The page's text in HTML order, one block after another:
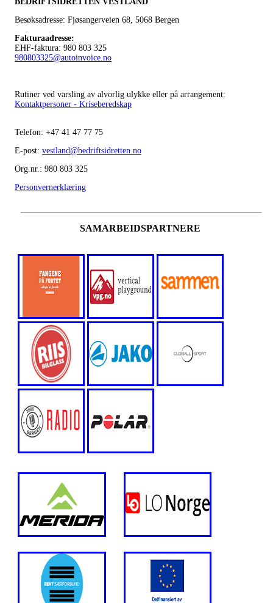
Besøksadresse: Fjøsangerveien 68, 5068 Bergen
Fakturaadresse:
EHF-faktura: 980 803 325
980803325@autoinvoice.no
Rutiner ved varsling av alvorlig ulykke eller på arrangement:
Kontaktpersoner - Kriseberedskap
Telefon: +47 41 47 77 75
E-post: vestland@bedriftsidretten.no
Org.nr.: 980 803 325
Personvernerklæring
SAMARBEIDSPARTNERE